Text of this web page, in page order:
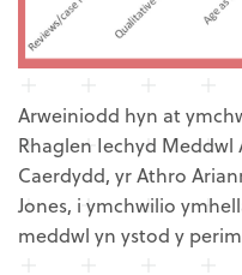
Arweiniodd hyn at
Rhaglen Iechyd
Caerdydd, yr Athro
Jones, i ymchwilio
meddwl yn ystod y